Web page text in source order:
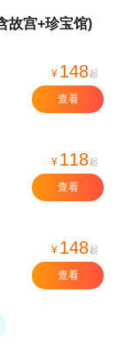
故宫+珍宝馆)
¥ 148起
查看
¥ 118起
查看
¥ 148起
查看